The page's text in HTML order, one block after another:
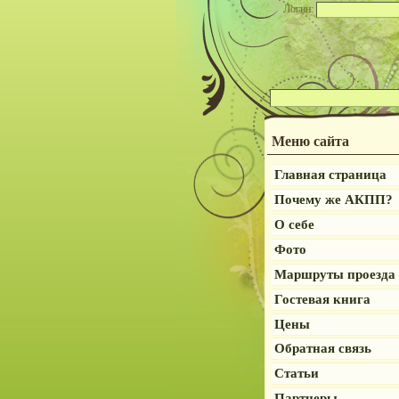
Логин:
Меню сайта
Главная страница
Почему же АКПП?
О себе
Фото
Маршруты проезда
Гостевая книга
Цены
Обратная связь
Статьи